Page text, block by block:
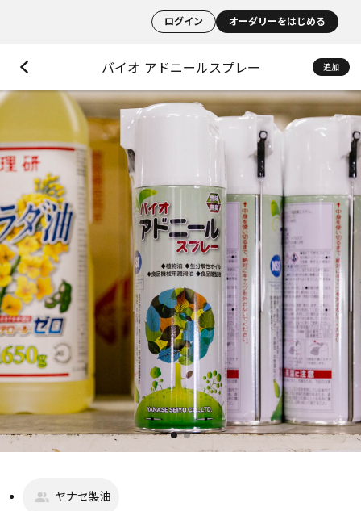
ログイン オーダリーをはじめる
バイオ アドニールスプレー 追加
ヤナセ製油